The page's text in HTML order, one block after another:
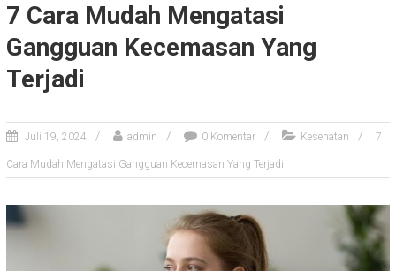
7 Cara Mudah Mengatasi
Gangguan Kecemasan Yang
Terjadi
Juli 19, 2024 admin 0 Komentar Kesehatan 7
Cara Mudah Mengatasi Gangguan Kecemasan Yang Terjadi